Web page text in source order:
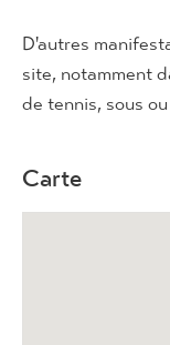
D'autres
site, notamment
de tennis, sous
Carte